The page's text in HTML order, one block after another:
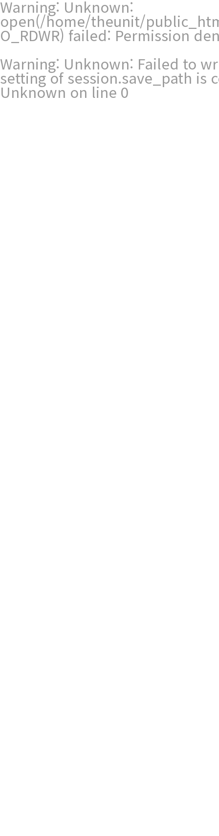
Warning: Unknown:
open(/home/theunit/
O_RDWR) failed: Permission
Warning: Unknown: Failed to
setting of session.save_path
Unknown on line 0